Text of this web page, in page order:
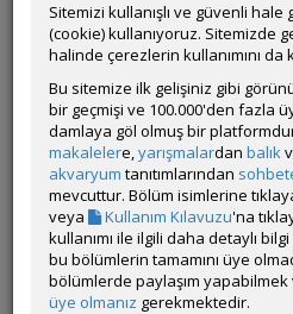
Kullanıcı Adı:
ceyh
Kullanıcı Grubu:
Geri Bildirimleri:
0
Aldığı Beğeni:
17404
Hesap Durumu:
Aktif
Durumu:
Üyelik Tarihi:
11
Son Ziyaret:
28
Toplam Mesaj:
Paylaşım Sayisı:
201
İlan Sayisı:
Üyenin Mesaj ve İlanlarını Gör
Sitemizi kullanışlı ve güvenli
(cookie) kullanıyoruz. Sitemizde
halinde çerezlerin kullanımını
Bu sitemize ilk gelişiniz gibi
bir geçmişi ve 100.000'den fazla
damlaya göl olmuş bir
makalelere,yarışmalardan balık
akvaryum tanıtımlarından
mevcuttur. Bölüm isimlerine
veya
Kullanım Kılavuzu'na
kullanımı ile ilgili daha detaylı
bu bölümlerin tamamını üye
bölümlerde paylaşım
üye olmanız gerekmektedir.